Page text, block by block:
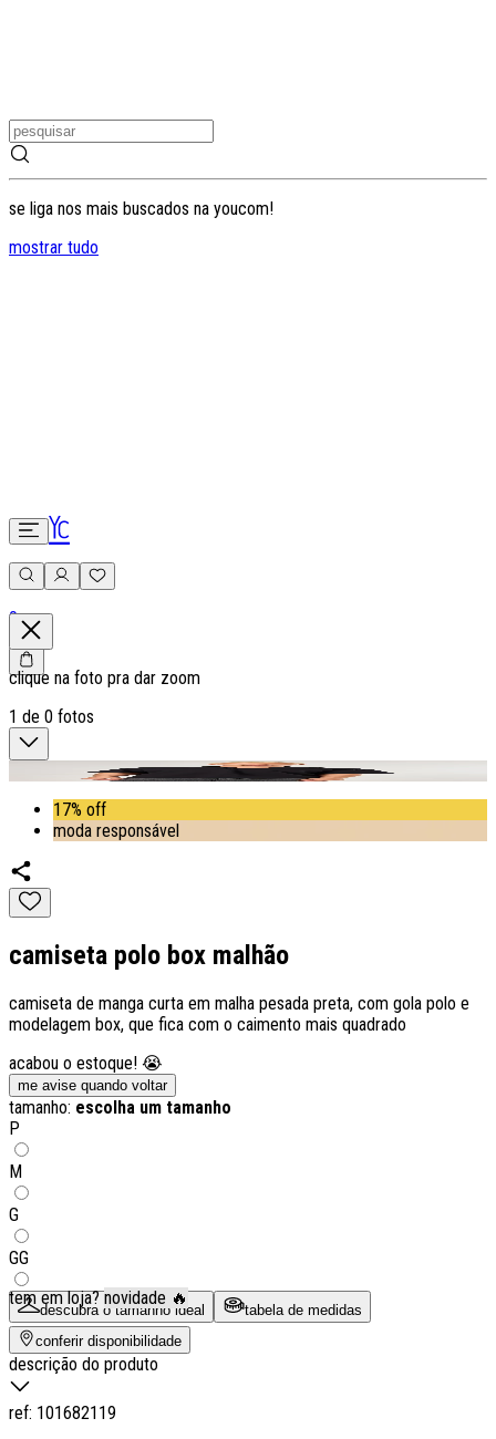
se liga nos mais buscados na youcom!
mostrar tudo
0
clique na foto pra dar zoom
1 de 0 fotos
17% off
moda responsável
camiseta polo box malhão
camiseta de manga curta em malha pesada preta, com gola polo e
modelagem box, que fica com o caimento mais quadrado
acabou o estoque! 😭
me avise quando voltar
tamanho: escolha um tamanho
P
M
G
GG
descubra o tamanho ideal tabela de medidas
tem em loja? novidade 🔥
conferir disponibilidade
descrição do produto
ref: 101682119